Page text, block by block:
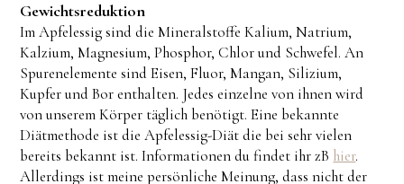
Gewichtsreduktion
Im Apfelessig sind die Mineralstoffe Kalium, Natrium,
Kalzium, Magnesium, Phosphor, Chlor und Schwefel. An
Spurenelemente sind Eisen, Fluor, Mangan, Silizium,
Kupfer und Bor enthalten. Jedes einzelne von ihnen wird
von unserem Körper täglich benötigt. Eine bekannte
Diätmethode ist die Apfelessig-Diät die bei sehr vielen
bereits bekannt ist. Informationen du findet ihr zB hier.
Allerdings ist meine persönliche Meinung, dass nicht der